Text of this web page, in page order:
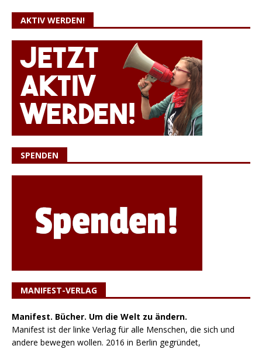
AKTIV WERDEN!
SPENDEN
MANIFEST-VERLAG
Manifest. Bücher. Um die Welt zu ändern.
Manifest ist der linke Verlag für alle Menschen, die sich und
andere bewegen wollen. 2016 in Berlin gegründet,